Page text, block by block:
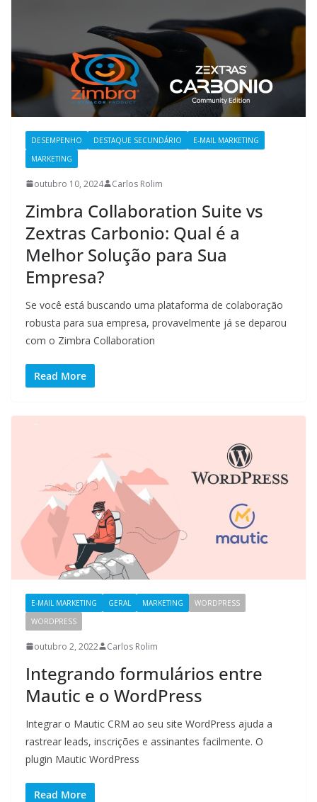
DESEMPENHO DESTAQUE SECUNDÁRIO
E-MAIL MARKETING
MARKETING
outubro 10, 2024 Carlos Rolim
Zimbra Collaboration Suite vs
Zextras Carbonio: Qual é a
Melhor Solução para Sua
Empresa?
Se você está buscando uma plataforma de colaboração
robusta para sua empresa, provavelmente já se deparou
com o Zimbra Collaboration
Read More
E-MAIL MARKETING GERAL MARKETING
WORDPRESS
WORDPRESS
outubro 2, 2022 Carlos Rolim
Integrando formulários entre
Mautic e o WordPress
Integrar o Mautic CRM ao seu site WordPress ajuda a
rastrear leads, inscrições e assinantes facilmente. O
plugin Mautic WordPress
Read More